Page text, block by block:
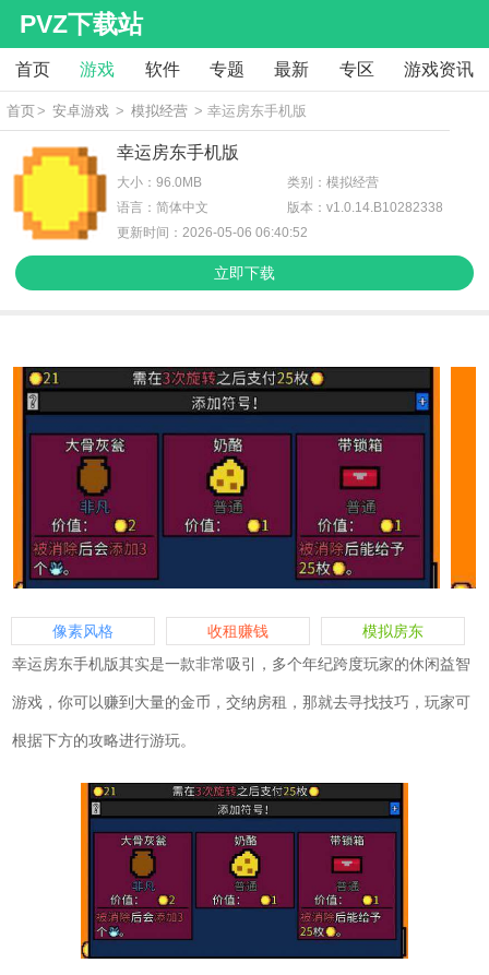
PVZ下载站
首页 游戏 软件 专题 最新 专区 游戏资讯
首页> 安卓游戏 > 模拟经营 > 幸运房东手机版
幸运房东手机版
大小：96.0MB
类别：模拟经营
语言：简体中文
版本：v1.0.14.B10282338
更新时间：2026-05-06 06:40:52
立即下载
像素风格 收租赚钱
模拟房东
幸运房东手机版其实是一款非常吸引，多个年纪跨度玩家的休闲益智
游戏，你可以赚到大量的金币，交纳房租，那就去寻找技巧，玩家可
根据下方的攻略进行游玩。